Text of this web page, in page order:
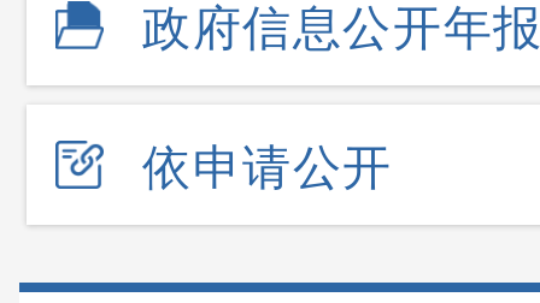
政府信息公开年
依申请公开